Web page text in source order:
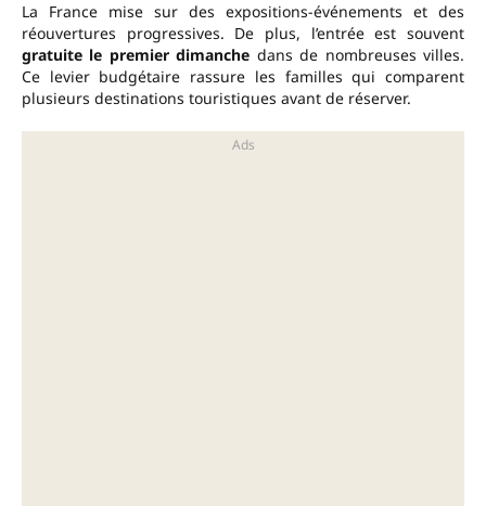
La France mise sur des expositions-événements et des
réouvertures progressives. De plus, l’entrée est souvent
gratuite le premier dimanche dans de nombreuses villes.
Ce levier budgétaire rassure les familles qui comparent
plusieurs destinations touristiques avant de réserver.